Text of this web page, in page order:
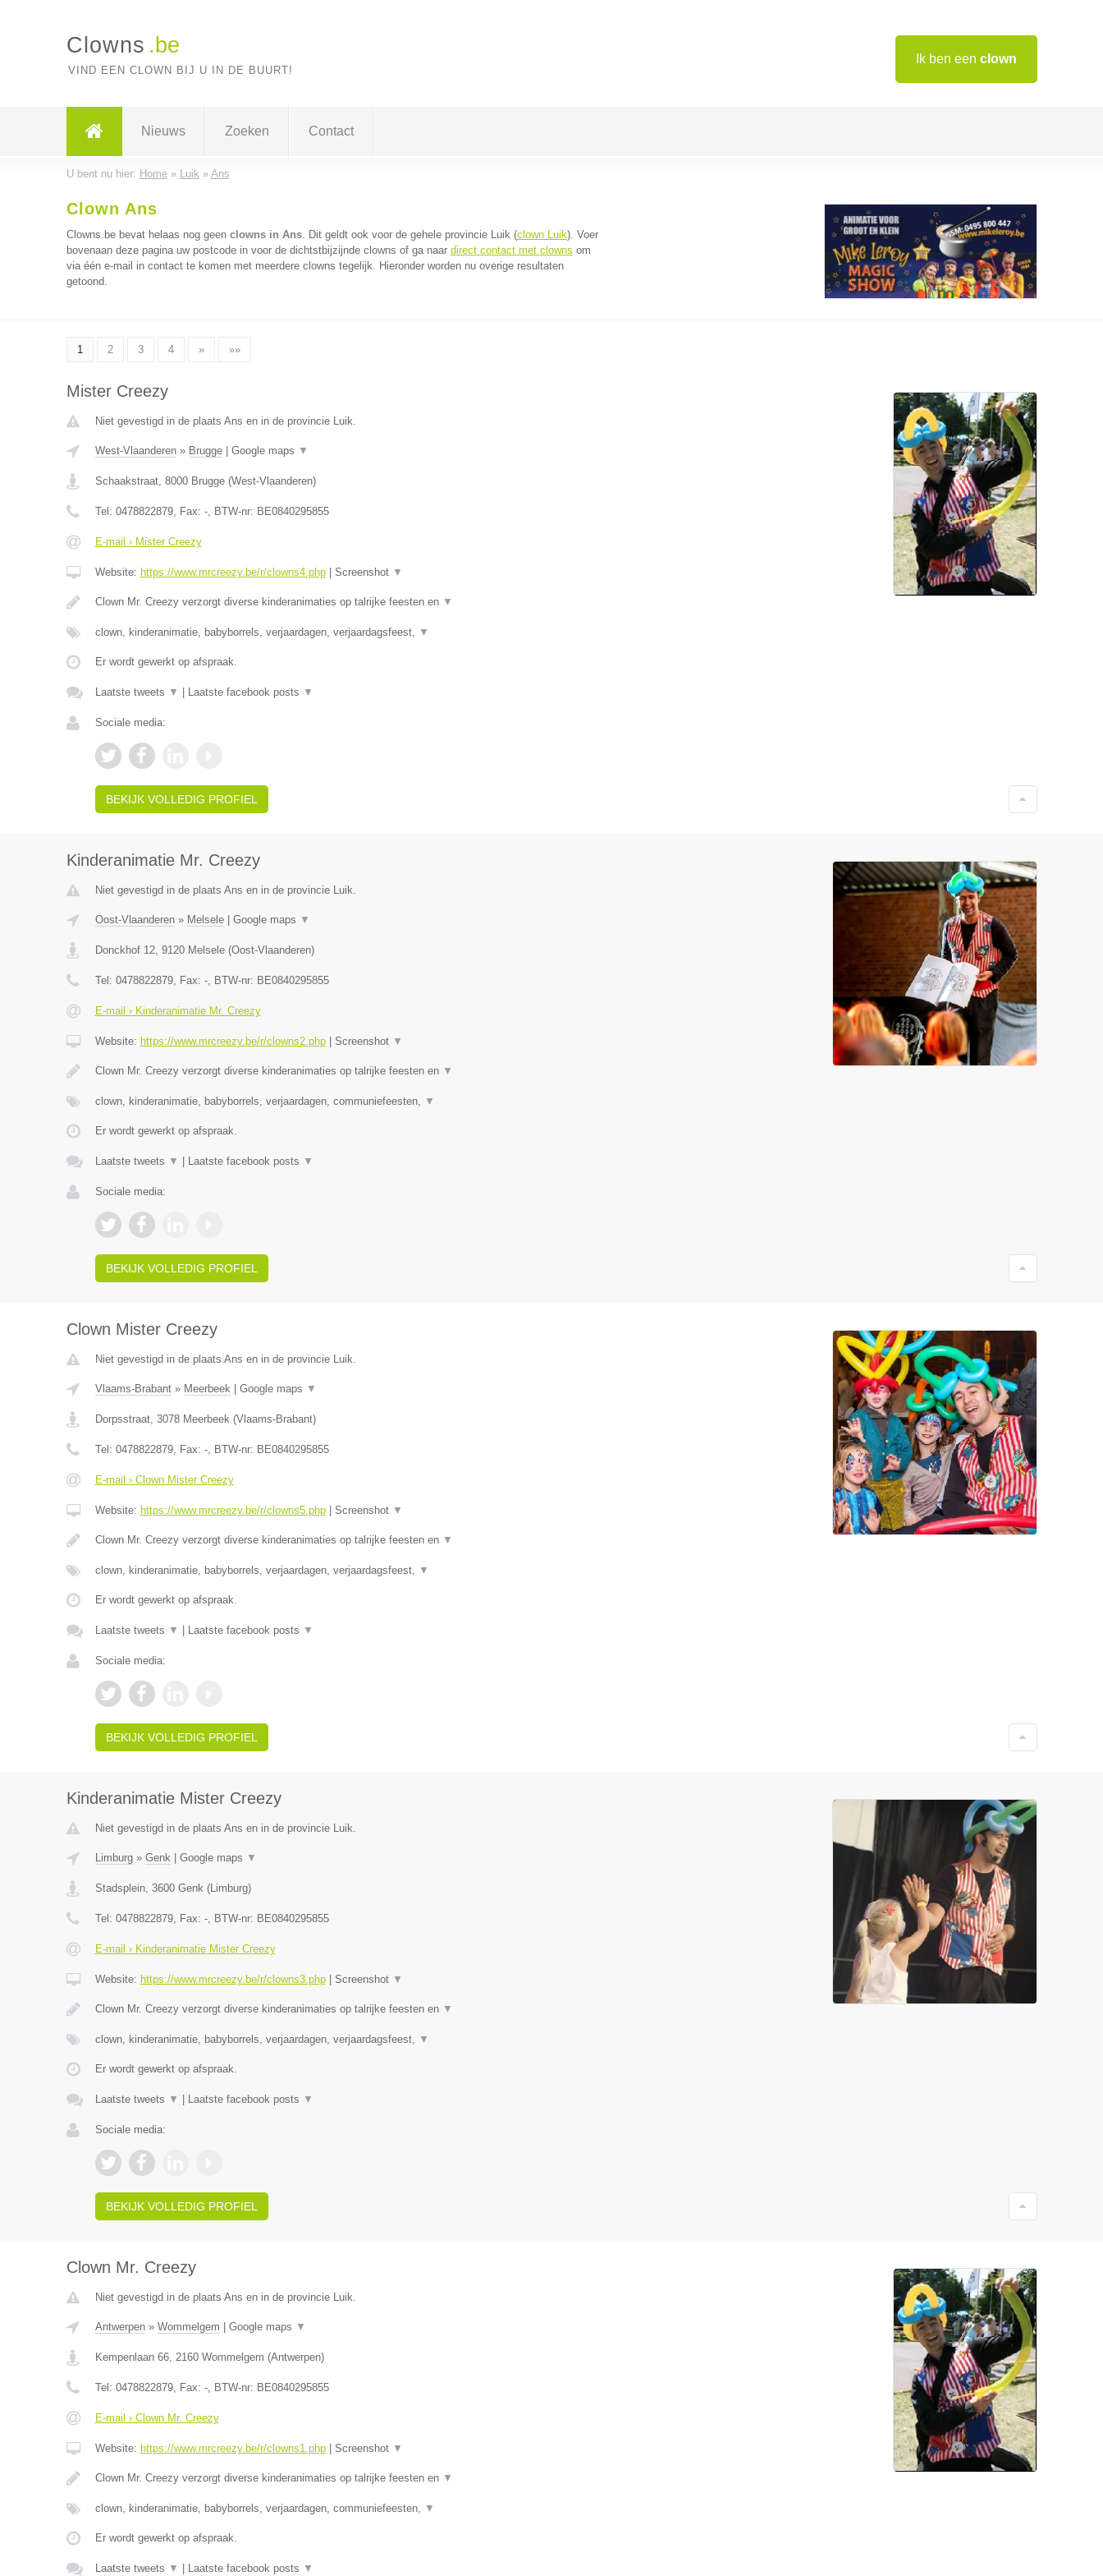
Ik ben een clown
Clowns .be
VIND EEN CLOWN BIJ U IN DE BUURT!
Nieuws Zoeken Contact
U bent nu hier: Home» Luik » Ans
Clown Ans
Clowns.be bevat helaas nog geen clowns in Ans. Dit geldt ook voor de gehele provincie Luik (clown Luik). Voer
bovenaan deze pagina uw postcode in voor de dichtstbijzijnde clowns of ga naar direct contact met clowns om
via één e-mail in contact te komen met meerdere clowns tegelijk. Hieronder worden nu overige resultaten
getoond.
1 2 3 4 » »»
Mister Creezy
Niet gevestigd in de plaats Ans en in de provincie Luik.
West-Vlaanderen» Brugge| Google maps ▼
Schaakstraat, 8000 Brugge(West-Vlaanderen)
Tel: 0478822879, Fax: -, BTW-nr: BE0840295855
E-mail › Mister Creezy
Website: https://www.mrcreezy.be/r/clowns4.php| Screenshot ▼
Clown Mr. Creezy verzorgt diverse kinderanimaties op talrijke feesten en ▼
clown, kinderanimatie, babyborrels, verjaardagen, verjaardagsfeest, ▼
Er wordt gewerkt op afspraak.
Laatste tweets ▼ Laatste facebook posts ▼
Sociale media:
BEKIJK VOLLEDIG PROFIEL
Kinderanimatie Mr. Creezy
Niet gevestigd in de plaats Ans en in de provincie Luik.
Oost-Vlaanderen» Melsele| Google maps ▼
Donckhof 12, 9120 Melsele(Oost-Vlaanderen)
Tel: 0478822879, Fax: -, BTW-nr: BE0840295855
E-mail › Kinderanimatie Mr. Creezy
Website: https://www.mrcreezy.be/r/clowns2.php| Screenshot ▼
Clown Mr. Creezy verzorgt diverse kinderanimaties op talrijke feesten en ▼
clown, kinderanimatie, babyborrels, verjaardagen, communiefeesten, ▼
Er wordt gewerkt op afspraak.
Laatste tweets ▼ Laatste facebook posts ▼
Sociale media:
BEKIJK VOLLEDIG PROFIEL
Clown Mister Creezy
Niet gevestigd in de plaats Ans en in de provincie Luik.
Vlaams-Brabant» Meerbeek| Google maps ▼
Dorpsstraat, 3078 Meerbeek(Vlaams-Brabant)
Tel: 0478822879, Fax: -, BTW-nr: BE0840295855
E-mail › Clown Mister Creezy
Website: https://www.mrcreezy.be/r/clowns5.php| Screenshot ▼
Clown Mr. Creezy verzorgt diverse kinderanimaties op talrijke feesten en ▼
clown, kinderanimatie, babyborrels, verjaardagen, verjaardagsfeest, ▼
Er wordt gewerkt op afspraak.
Laatste tweets ▼ Laatste facebook posts ▼
Sociale media:
BEKIJK VOLLEDIG PROFIEL
Kinderanimatie Mister Creezy
Niet gevestigd in de plaats Ans en in de provincie Luik.
Limburg» Genk| Google maps ▼
Stadsplein, 3600 Genk(Limburg)
Tel: 0478822879, Fax: -, BTW-nr: BE0840295855
E-mail › Kinderanimatie Mister Creezy
Website: https://www.mrcreezy.be/r/clowns3.php| Screenshot ▼
Clown Mr. Creezy verzorgt diverse kinderanimaties op talrijke feesten en ▼
clown, kinderanimatie, babyborrels, verjaardagen, verjaardagsfeest, ▼
Er wordt gewerkt op afspraak.
Laatste tweets ▼ Laatste facebook posts ▼
Sociale media:
BEKIJK VOLLEDIG PROFIEL
Clown Mr. Creezy
Niet gevestigd in de plaats Ans en in de provincie Luik.
Antwerpen» Wommelgem Google maps ▼
Kempenlaan 66, 2160 Wommelgem (Antwerpen)
Tel: 0478822879, Fax: -, BTW-nr: BE0840295855
E-mail › Clown Mr. Creezy
Website: https://www.mrcreezy.be/r/clowns1.php| Screenshot ▼
Clown Mr. Creezy verzorgt diverse kinderanimaties op talrijke feesten en ▼
clown, kinderanimatie, babyborrels, verjaardagen, communiefeesten, ▼
Er wordt gewerkt op afspraak.
Laatste tweets ▼ Laatste facebook posts ▼